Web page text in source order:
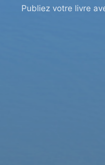
Publiez votre livre